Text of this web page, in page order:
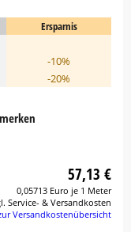
Ersparnis
-10%
-20%
57,13 €
0,05713 Euro je 1 Meter
Service- & Versandkosten
Versandkostenübersicht